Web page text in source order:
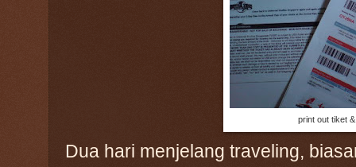
print out tiket
Dua hari menjelang traveling,